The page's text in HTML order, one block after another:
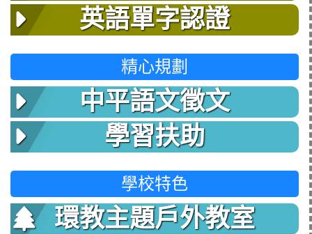
英語單字認證
精心規劃
中平語文徵文
學習扶助
學校特色
環教主題戶外教室